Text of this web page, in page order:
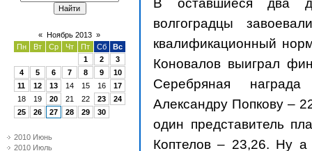
« Ноябрь 2013 »
Пн
Вт Ср Чт Пт Сб
Вс
1
2
3
4
5 6 7 8 9
10
11
12 13 14 15 16
17
18
19 20 21 22 23
24
25
26 27 28 29 30
2010 Июнь
2010 Июль
волгоградцы
квалификационный
Коновалов выиграл
Серебряная
Александру Попкову –
один представитель
Коптелов – 23,26. Ну а